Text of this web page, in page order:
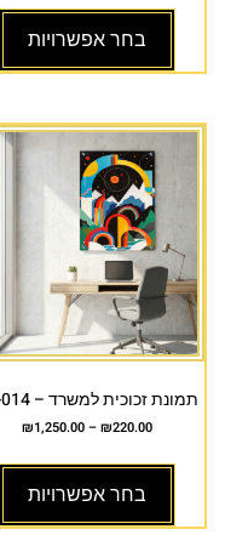
בחר אפשרויות
תמונת זכוכית למשרד – AU-014
₪220.00
–
₪1,250.00
בחר אפשרויות